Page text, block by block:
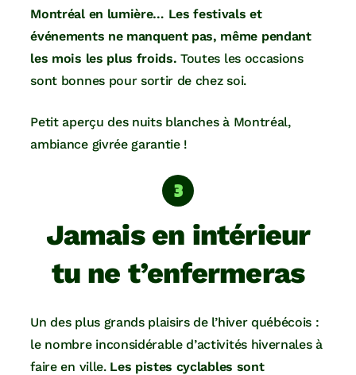
Montréal en lumière… Les festivals et
événements ne manquent pas, même pendant
les mois les plus froids. Toutes les occasions
sont bonnes pour sortir de chez soi.
Petit aperçu des nuits blanches à Montréal,
ambiance givrée garantie !
Jamais en intérieur
tu ne t’enfermeras
Un des plus grands plaisirs de l’hiver québécois :
le nombre inconsidérable d’activités hivernales à
faire en ville.Les pistes cyclables sont